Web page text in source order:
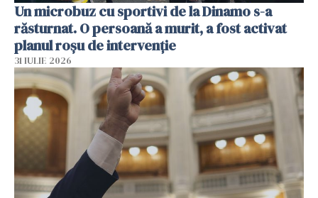
Un microbuz cu sportivi de la Dinamo s-a
răsturnat. O persoană a murit, a fost activat
planul roșu de intervenție
31 IULIE 2026